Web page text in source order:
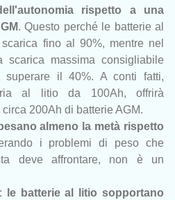
rispetto a una
. Questo perché le batterie al
fino al 90%, mentre nel
massima consigliabile
superare il 40%. A conti fatti,
al litio da 100Ah, offrirà
200Ah di batterie AGM.
almeno la metà rispetto
i problemi di peso che
deve affrontare, non è un
le batterie al litio sopportano